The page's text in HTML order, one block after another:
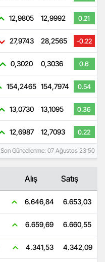
12,9805 12,9992 0.21
27,9743 28,2565 -0.22
0,3020 0,3036 0.6
154,2465 154,7974 0.54
13,0730 13,1095 0.36
12,6987 12,7093 0.22
Son Güncellenme: 07 Ağustos 23:50
Alış Satış
6.646,84 6.653,03
6.659,69 6.660,55
4.341,53 4.342,09